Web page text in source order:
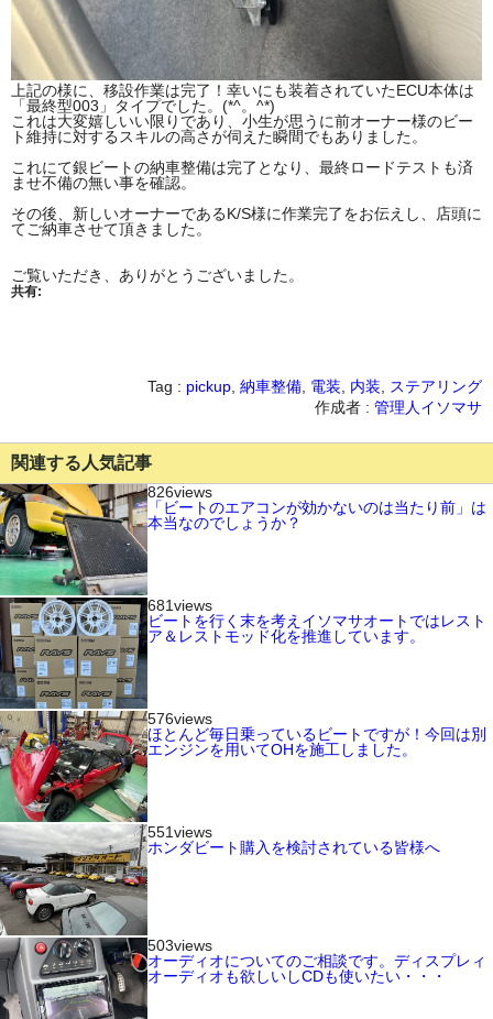
上記の様に、移設作業は完了！幸いにも装着されていたECU本体は
「最終型003」タイプでした。(*^。^*)
これは大変嬉しいい限りであり、小生が思うに前オーナー様のビー
ト維持に対するスキルの高さが伺えた瞬間でもありました。
これにて銀ビートの納車整備は完了となり、最終ロードテストも済
ませ不備の無い事を確認。
その後、新しいオーナーであるK/S様に作業完了をお伝えし、店頭に
てご納車させて頂きました。
ご覧いただき、ありがとうございました。
共有:
Tag : pickup 納車整備 電装 内装
ステアリング
作成者 : 管理人イソマサ
関連する人気記事
826views
「ビートのエアコンが効かないのは当たり前」は
本当なのでしょうか？
681views
ビートを行く末を考えイソマサオートではレスト
ア＆レストモッド化を推進しています。
576views
ほとんど毎日乗っているビートですが！今回は別
エンジンを用いてOHを施工しました。
551views
ホンダビート購入を検討されている皆様へ
503views
オーディオについてのご相談です。ディスプレィ
オーディオも欲しいしCDも使いたい・・・